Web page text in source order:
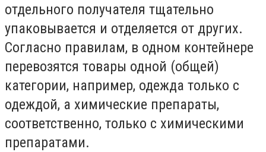
отдельного получателя тщательно
упаковывается и отделяется от других.
Согласно правилам, в одном контейнере
перевозятся товары одной (общей)
категории, например, одежда только с
одеждой, а химические препараты,
соответственно, только с химическими
препаратами.